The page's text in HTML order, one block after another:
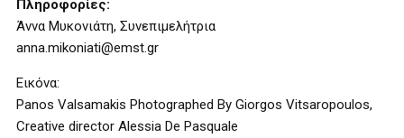
Πληροφορίες:
Άννα Μυκονιάτη, Συνεπιμελήτρια
anna.mikoniati@emst.gr
Εικόνα:
Panos Valsamakis Photographed By Giorgos Vitsaropoulos,
Creative director Alessia De Pasquale